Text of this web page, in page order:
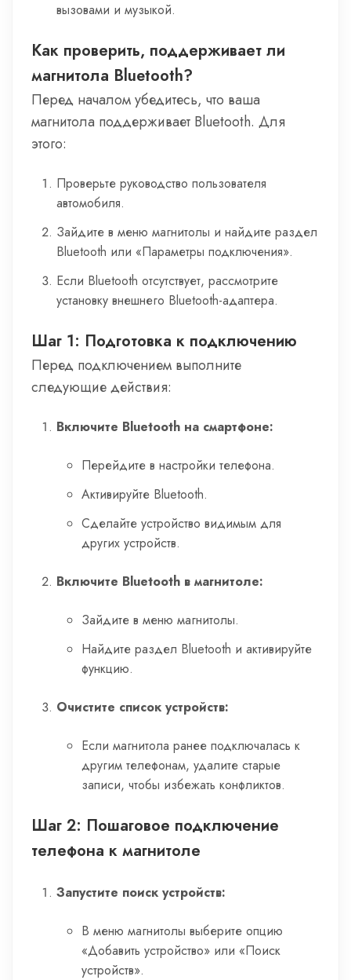
вызовами и музыкой.
Как проверить, поддерживает ли
магнитола Bluetooth?
Перед началом убедитесь, что ваша
магнитола поддерживает Bluetooth. Для
этого:
Проверьте руководство пользователя
автомобиля.
Зайдите в меню магнитолы и найдите раздел
Bluetooth или «Параметры подключения».
Если Bluetooth отсутствует, рассмотрите
установку внешнего Bluetooth-адаптера.
Шаг 1: Подготовка к подключению
Перед подключением выполните
следующие действия:
Включите Bluetooth на смартфоне:
Перейдите в настройки телефона.
Активируйте Bluetooth.
Сделайте устройство видимым для
других устройств.
Включите Bluetooth в магнитоле:
Зайдите в меню магнитолы.
Найдите раздел Bluetooth и активируйте
функцию.
Очистите список устройств:
Если магнитола ранее подключалась к
другим телефонам, удалите старые
записи, чтобы избежать конфликтов.
Шаг 2: Пошаговое подключение
телефона к магнитоле
Запустите поиск устройств:
В меню магнитолы выберите опцию
«Добавить устройство» или «Поиск
устройств».